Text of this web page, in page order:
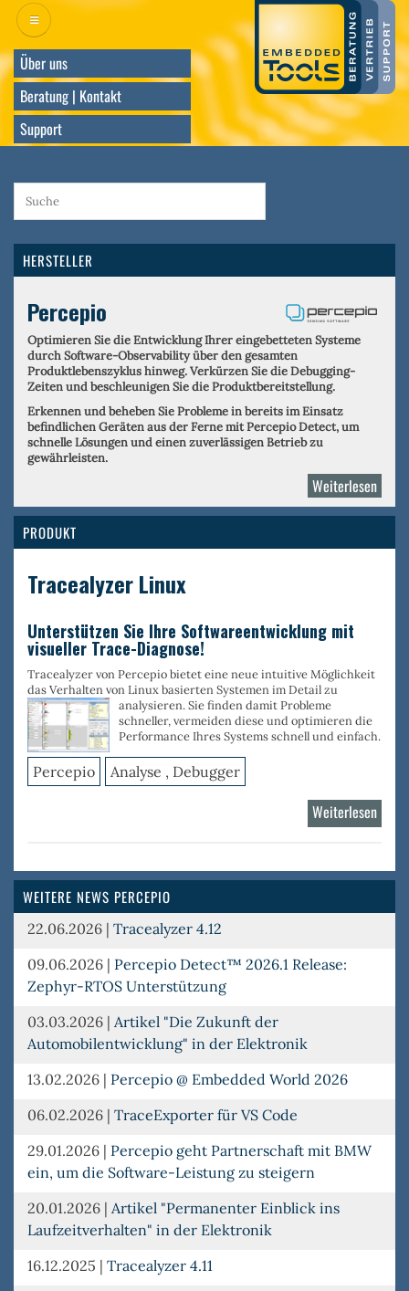
Direkt
zum
InhaltÜber uns
Beratung | Kontakt
Support
HERSTELLER
Percepio
Optimieren Sie die Entwicklung Ihrer eingebetteten Systeme
durch Software-Observability über den gesamten
Produktlebenszyklus hinweg. Verkürzen Sie die Debugging-
Zeiten und beschleunigen Sie die Produktbereitstellung.
Erkennen und beheben Sie Probleme in bereits im Einsatz
befindlichen Geräten aus der Ferne mit Percepio Detect, um
schnelle Lösungen und einen zuverlässigen Betrieb zu
gewährleisten.
Weiterlesen
PRODUKT
Tracealyzer Linux
Unterstützen Sie Ihre Softwareentwicklung mit
visueller Trace-Diagnose!
Tracealyzer von Percepio bietet eine neue intuitive Möglichkeit
das Verhalten von Linux basierten Systemen im Detail zu
analysieren. Sie finden damit Probleme
schneller, vermeiden diese und optimieren die
Performance Ihres Systems schnell und einfach.
Percepio Analyse , Debugger
Weiterlesen
WEITERE NEWS PERCEPIO
22.06.2026 | Tracealyzer 4.12
09.06.2026 | Percepio Detect™ 2026.1 Release:
Zephyr-RTOS Unterstützung
03.03.2026 | Artikel "Die Zukunft der
Automobilentwicklung" in der Elektronik
13.02.2026 | Percepio @ Embedded World 2026
06.02.2026 | TraceExporter für VS Code
29.01.2026 | Percepio geht Partnerschaft mit BMW
ein, um die Software-Leistung zu steigern
20.01.2026 | Artikel "Permanenter Einblick ins
Laufzeitverhalten" in der Elektronik
16.12.2025 | Tracealyzer 4.11